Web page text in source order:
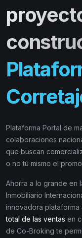
Plataforma Portal de
colaboraciones
que buscan
o no tú mismo el
Ahorra a lo grande en
Inmobiliario
innovadora plataforma
total de las ventas en
de Co-Broking te